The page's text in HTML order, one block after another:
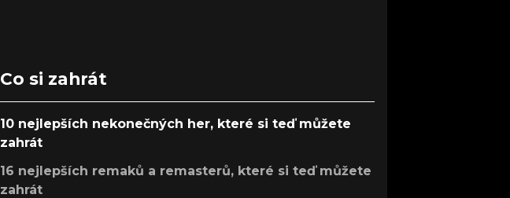
Co si zahrát
10 nejlepších nekonečných her, které si teď můžete
zahrát
16 nejlepších remaků a remasterů, které si teď můžete
zahrát